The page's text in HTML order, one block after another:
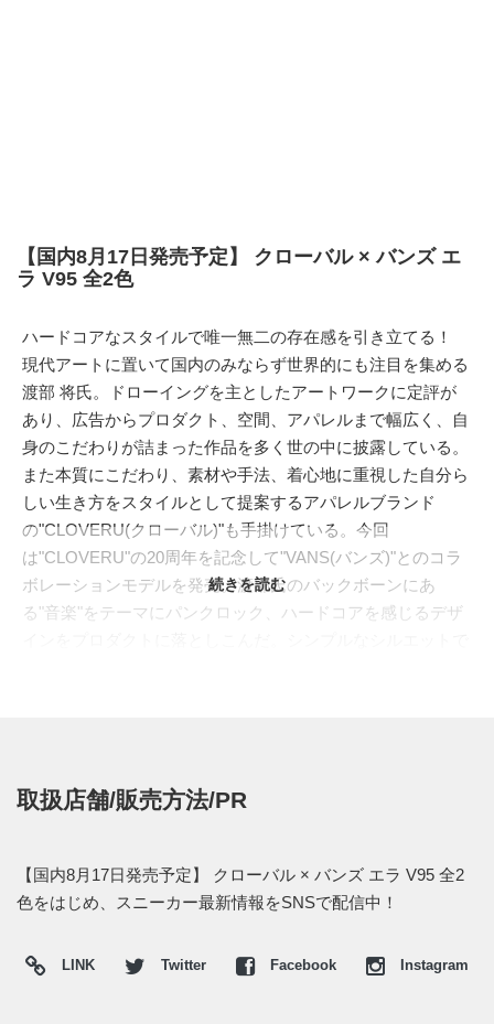
【国内8月17日発売予定】 クローバル × バンズ エ
ラ V95 全2色
ハードコアなスタイルで唯一無二の存在感を引き立てる！
現代アートに置いて国内のみならず世界的にも注目を集める
渡部 将氏。ドローイングを主としたアートワークに定評が
あり、広告からプロダクト、空間、アパレルまで幅広く、自
身のこだわりが詰まった作品を多く世の中に披露している。
また本質にこだわり、素材や手法、着心地に重視した自分ら
しい生き方をスタイルとして提案するアパレルブランド
の"CLOVERU(クローバル)"も手掛けている。今回
は"CLOVERU"の20周年を記念して"VANS(バンズ)"とのコラ
ボレーションモデルを発売。渡部氏のバックボーンにあ
る"音楽"をテーマにパンクロック、ハードコアを感じるデザ
ッドとブラックの2色展開。スニーカーデザインから音楽的
日本国内では2018年8月17日より、BILLY'S限定で発売予定。
価格は9,720円 (税込)。
【オンライン】
続きを読む
取扱店舗/販売方法/PR
【国内8月17日発売予定】 クローバル × バンズ エラ V95 全2
色をはじめ、スニーカー最新情報をSNSで配信中！
LINK Twitter Facebook Instagram